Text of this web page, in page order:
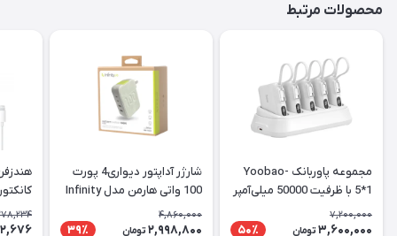
محصولات مرتبط
مجموعه پاوربانک Yoobao-
5*1 با ظرفیت 50000 میلی‌آمپر
7,200,000
3,600,000 تومان 50٪
شارژر آداپتور دیواری4 پورت
100 واتی هارمن مدل Infinity
4,860,000
2,998,800 تومان 39٪